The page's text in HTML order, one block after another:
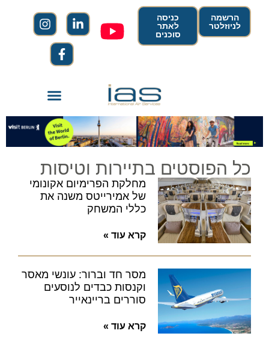
הרשמה
לניוזלטר
כניסה
לאתר
סוכנים
כל הפוסטים בתיירות וטיסות
מחלקת הפרימיום אקונומי
של אמירייטס משנה את
כללי המשחק
קרא עוד »
מסר חד וברור: עונשי מאסר
וקנסות כבדים לנוסעים
סוררים בריינאייר
קרא עוד »